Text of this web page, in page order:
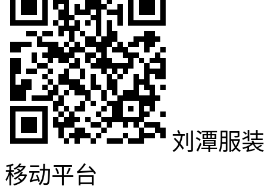
刘潭服装
移动平台